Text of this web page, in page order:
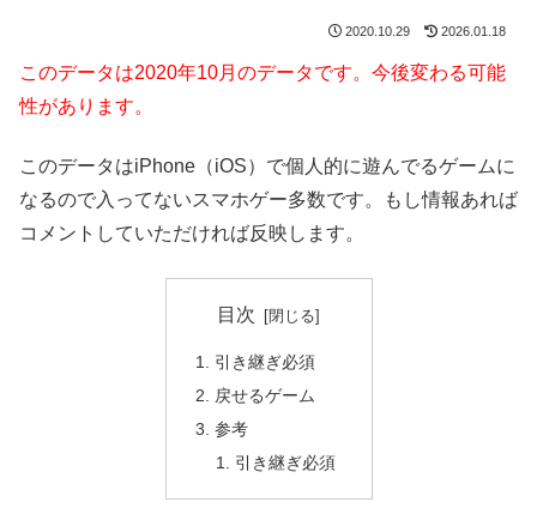
2020.10.29 2026.01.18
このデータは2020年10月のデータです。今後変わる可能
性があります。
このデータはiPhone（iOS）で個人的に遊んでるゲームに
なるので入ってないスマホゲー多数です。もし情報あれば
コメントしていただければ反映します。
目次
引き継ぎ必須
戻せるゲーム
参考
引き継ぎ必須